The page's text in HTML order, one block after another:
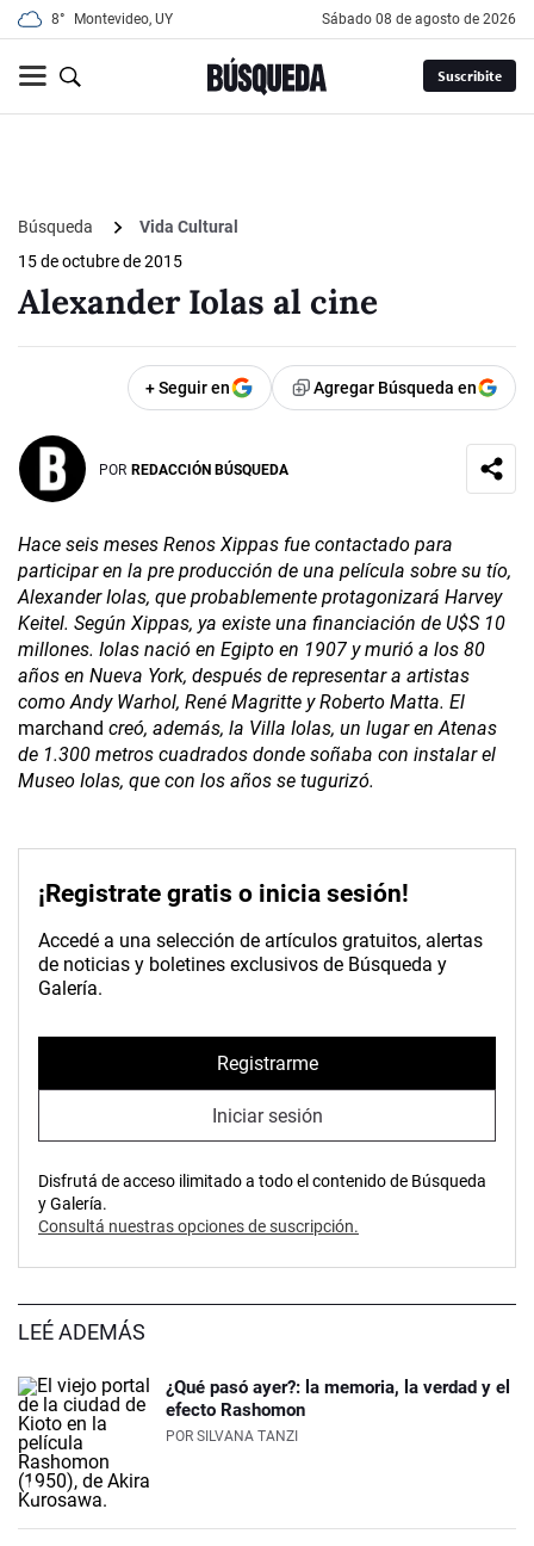
8° Montevideo, UY sábado 08 de agosto de 2026
Suscribite
Búsqueda
Vida Cultural
15 de octubre de 2015
Alexander Iolas al cine
+ Seguir en Agregar Búsqueda en
POR REDACCIÓN BÚSQUEDA
Hace seis meses Renos Xippas fue contactado para
participar en la pre producción de una película sobre su tío,
Alexander Iolas, que probablemente protagonizará Harvey
Keitel. Según Xippas, ya existe una financiación de U$S 10
millones. Iolas nació en Egipto en 1907 y murió a los 80
años en Nueva York, después de representar a artistas
como Andy Warhol, René Magritte y Roberto Matta. El
marchand creó, además, la Villa Iolas, un lugar en Atenas
de 1.300 metros cuadrados donde soñaba con instalar el
Museo Iolas, que con los años se tugurizó.
¡Registrate gratis o inicia sesión!
Accedé a una selección de artículos gratuitos, alertas
de noticias y boletines exclusivos de Búsqueda y
Galería.
Registrarme
Iniciar sesión
Disfrutá de acceso ilimitado a todo el contenido de Búsqueda
y Galería.
Consultá nuestras opciones de suscripción.
LEÉ ADEMÁS
¿Qué pasó ayer?: la memoria, la verdad y el
efecto Rashomon
POR SILVANA TANZI